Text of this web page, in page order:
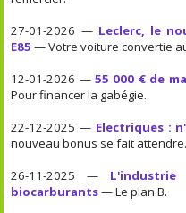
27-01-2026 — Leclerc, le
E85 — Votre voiture convertie
12-01-2026 —55 000 € de
Pour financer la gabégie.
22-12-2025 — Electriques :
nouveau bonus se fait attendre.
26-11-2025 —
biocarburants— Le plan B.